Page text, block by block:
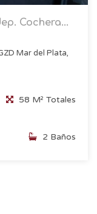
Cochera...
Mar del Plata,
58 M² Totales
2 Baños